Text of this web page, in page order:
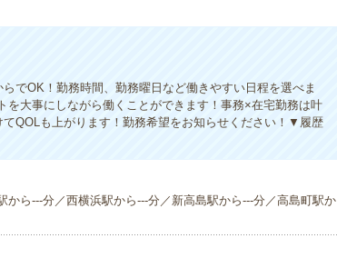
でOK！勤務時間、勤務曜日など働きやすい日程を選べま
大事にしながら働くことができます！事務×在宅勤務は叶
QOLも上がります！勤務希望をお知らせください！▼履歴
から---分／西横浜駅から---分／新高島駅から---分／高島町駅か